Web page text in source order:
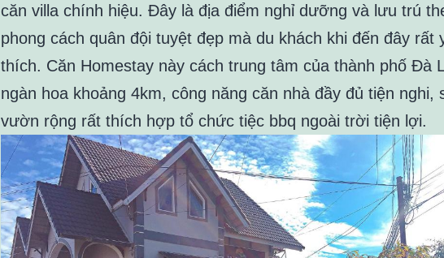
căn villa chính hiệu. Đây là địa điểm nghỉ dưỡng và lưu trú
phong cách quân đội tuyệt đẹp mà du khách khi đến đây rất
thích. Căn Homestay này cách trung tâm của thành phố Đà
ngàn hoa khoảng 4km, công năng căn nhà đầy đủ tiện nghi,
vườn rộng rất thích hợp tổ chức tiệc bbq ngoài trời tiện lợi.